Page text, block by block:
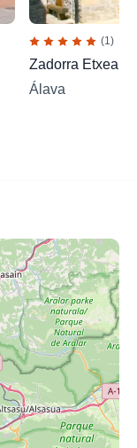
(1)
Zadorra Etxea
Álava